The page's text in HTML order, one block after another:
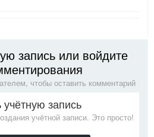
запись или войдите
чтобы оставить комментарий
учётную запись
учётной записи. Это просто!